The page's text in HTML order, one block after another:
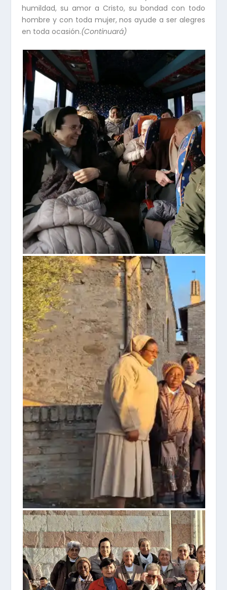
humildad, su amor a Cristo, su bondad con todo
hombre y con toda mujer, nos ayude a ser alegres
en toda ocasión.(Continuará)